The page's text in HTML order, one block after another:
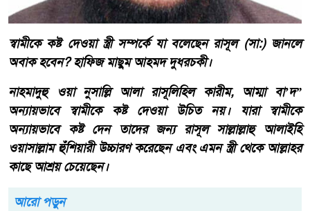
স্বামীকে কষ্ট দেওয়া স্ত্রী সম্পর্কে যা বলেছেন রাসূল (সা:) জানলে
অবাক হবেন? হাফিজ মাছুম আহমদ দুধরচকী।
নাহমাদুহু ওয়া নুসাল্লি আলা রাসূলিহিল কারীম, আম্মা বা’দ”
অন্যায়ভাবে স্বামীকে কষ্ট দেওয়া উচিত নয়। যারা স্বামীকে
অন্যায়ভাবে কষ্ট দেন তাদের জন্য রাসূল সাল্লাল্লাহু আলাইহি
ওয়াসাল্লাম হুঁশিয়ারী উচ্চারণ করেছেন এবং এমন স্ত্রী থেকে আল্লাহর
কাছে আশ্রয় চেয়েছেন।
আরো পড়ুন